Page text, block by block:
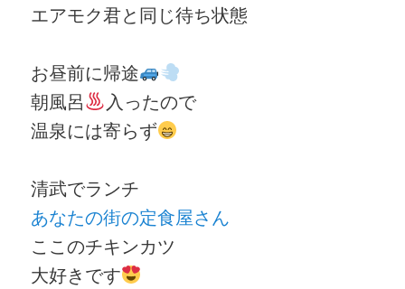
エアモク君と同じ待ち状態
お昼前に帰途
朝風呂
入ったので
温泉には寄らず
清武でランチ
あなたの街の定食屋さん
ここのチキンカツ
大好きです